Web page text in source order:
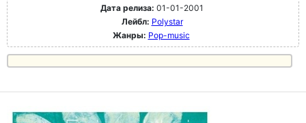
Дата релиза: 01-01-2001
Лейбл: Polystar
Жанры: Pop-music